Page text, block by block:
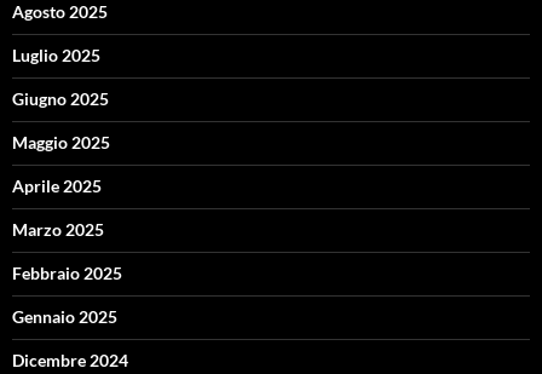
Agosto 2025
Luglio 2025
Giugno 2025
Maggio 2025
Aprile 2025
Marzo 2025
Febbraio 2025
Gennaio 2025
Dicembre 2024